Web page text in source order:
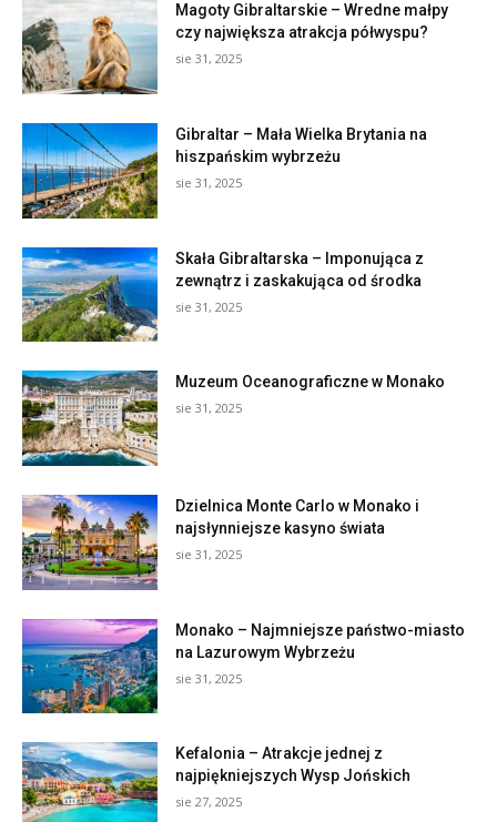
Magoty Gibraltarskie – Wredne małpy
czy największa atrakcja półwyspu?
sie 31, 2025
Gibraltar – Mała Wielka Brytania na
hiszpańskim wybrzeżu
sie 31, 2025
Skała Gibraltarska – Imponująca z
zewnątrz i zaskakująca od środka
sie 31, 2025
Muzeum Oceanograficzne w Monako
sie 31, 2025
Dzielnica Monte Carlo w Monako i
najsłynniejsze kasyno świata
sie 31, 2025
Monako – Najmniejsze państwo-miasto
na Lazurowym Wybrzeżu
sie 31, 2025
Kefalonia – Atrakcje jednej z
najpiękniejszych Wysp Jońskich
sie 27, 2025